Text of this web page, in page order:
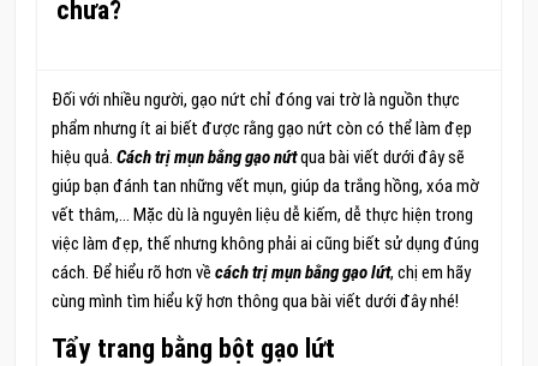
chưa?
Đối với nhiều người, gạo nứt chỉ đóng vai trờ là nguồn thực
phẩm nhưng ít ai biết được rằng gạo nứt còn có thể làm đẹp
hiệu quả. Cách trị mụn bằng gạo nứtqua bài viết dưới đây sẽ
giúp bạn đánh tan những vết mụn, giúp da trắng hồng, xóa mờ
vết thâm,… Mặc dù là nguyên liệu dễ kiếm, dễ thực hiện trong
việc làm đẹp, thế nhưng không phải ai cũng biết sử dụng đúng
cách. Để hiểu rõ hơn về cách trị mụn bằng gạo lứt, chị em hãy
cùng mình tìm hiểu kỹ hơn thông qua bài viết dưới đây nhé!
Tẩy trang bằng bột gạo lứt